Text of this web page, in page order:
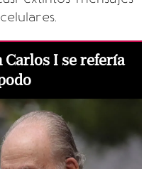
Carlos I se refería